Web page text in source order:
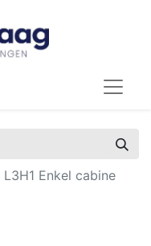
Enkel cabine